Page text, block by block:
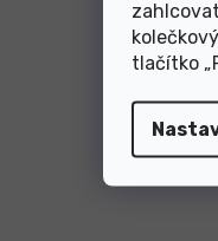
tlačítko